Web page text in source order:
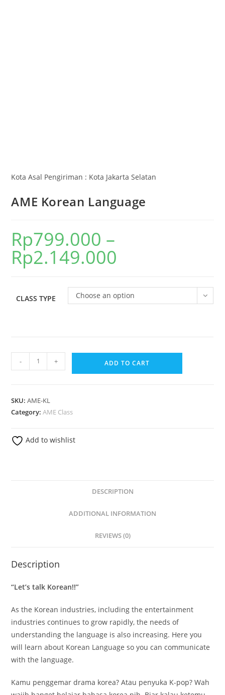
Kota Asal Pengiriman : Kota Jakarta Selatan
AME Korean Language
Rp799.000 –
Rp2.149.000
CLASS TYPE Choose an option
- + ADD TO CART
SKU:AME-KL
Category:AME Class
Add to wishlist
DESCRIPTION
ADDITIONAL INFORMATION
REVIEWS (0)
Description
“Let’s talk Korean!!”
As the Korean industries, including the entertainment
industries continues to grow rapidly, the needs of
understanding the language is also increasing. Here you
will learn about Korean Language so you can communicate
with the language.
Kamu penggemar drama korea? Atau penyuka K-pop? Wah